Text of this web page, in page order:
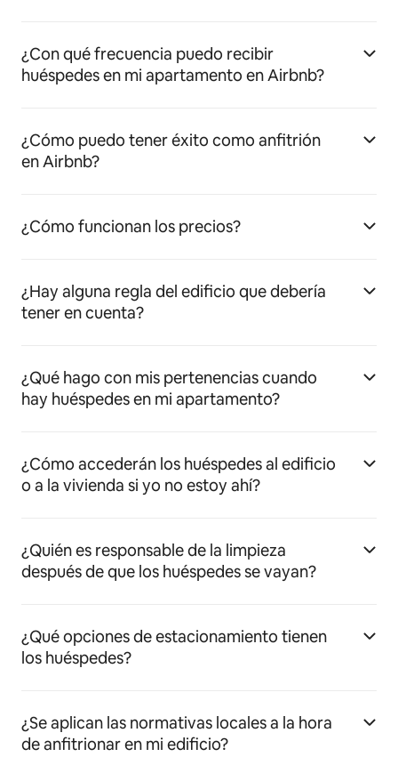
¿Con qué frecuencia puedo recibir
huéspedes en mi apartamento en Airbnb?
¿Cómo puedo tener éxito como anfitrión
en Airbnb?
¿Cómo funcionan los precios?
¿Hay alguna regla del edificio que debería
tener en cuenta?
¿Qué hago con mis pertenencias cuando
hay huéspedes en mi apartamento?
¿Cómo accederán los huéspedes al edificio
o a la vivienda si yo no estoy ahí?
¿Quién es responsable de la limpieza
después de que los huéspedes se vayan?
¿Qué opciones de estacionamiento tienen
los huéspedes?
¿Se aplican las normativas locales a la hora
de anfitrionar en mi edificio?